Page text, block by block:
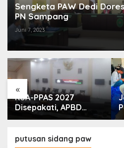
Sengketa PAW Dedi
PN Sampang
Juni 7, 2023
«
KUA-PPAS 2027
Disepakati, APBD
Sampang Defisit Rp
putusan sidang paw